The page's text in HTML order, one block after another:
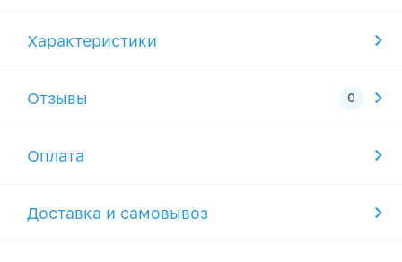
Характеристики
Отзывы
Оплата
Доставка и самовывоз